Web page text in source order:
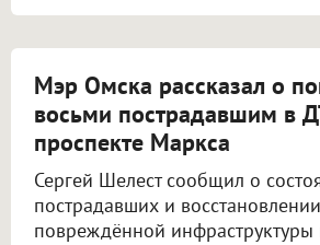
Мэр Омска рассказал о
восьми пострадавшим в
проспекте Маркса
Сергей Шелест сообщил о
пострадавших и восстановлении
повреждённой инфраструктуры